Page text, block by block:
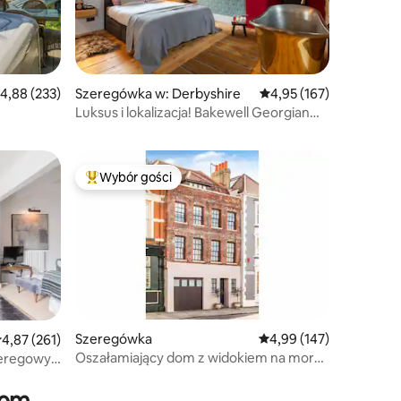
ocena: 4,88 na 5, liczba recenzji: 233
4,88 (233)
Szeregówka w: Derbyshire Średnia ocena: 4,95
4,95 (167)
Luksus i lokalizacja! Bakewell Georgian
ocena: 4,87 na 5, liczba recenzji: 261
4,87 (261)
Najpopularniejsze z kategorii Wybór gości
Wybór gości
Szeregówka Średnia ocena: 4,99
4,99 (147)
Oszałamiający dom z widokiem na morze